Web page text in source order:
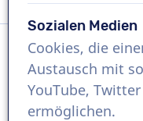
Sprache
Englisch
Sozialen Medien
Cookies, die
Austausch mit
YouTube,
ermöglichen.